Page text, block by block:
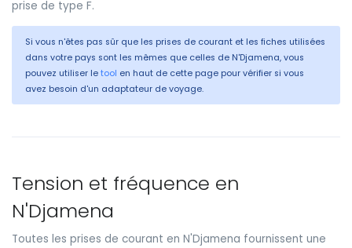
prise de type F.
Si vous n'êtes pas sûr que les prises de courant et les fiches utilisées
dans votre pays sont les mêmes que celles de N'Djamena, vous
pouvez utiliser le tool en haut de cette page pour vérifier si vous
avez besoin d'un adaptateur de voyage.
Tension et fréquence en
N'Djamena
Toutes les prises de courant en N'Djamena fournissent une